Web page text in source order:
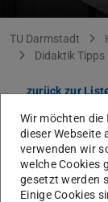
Sie befinden
TU Darmstadt
Didaktik Tipps
zurück zur
Artikel zum
Wir möchten
dieser Webseite
verwenden wir
welche Cookies
gesetzt werden
Einige Cookies